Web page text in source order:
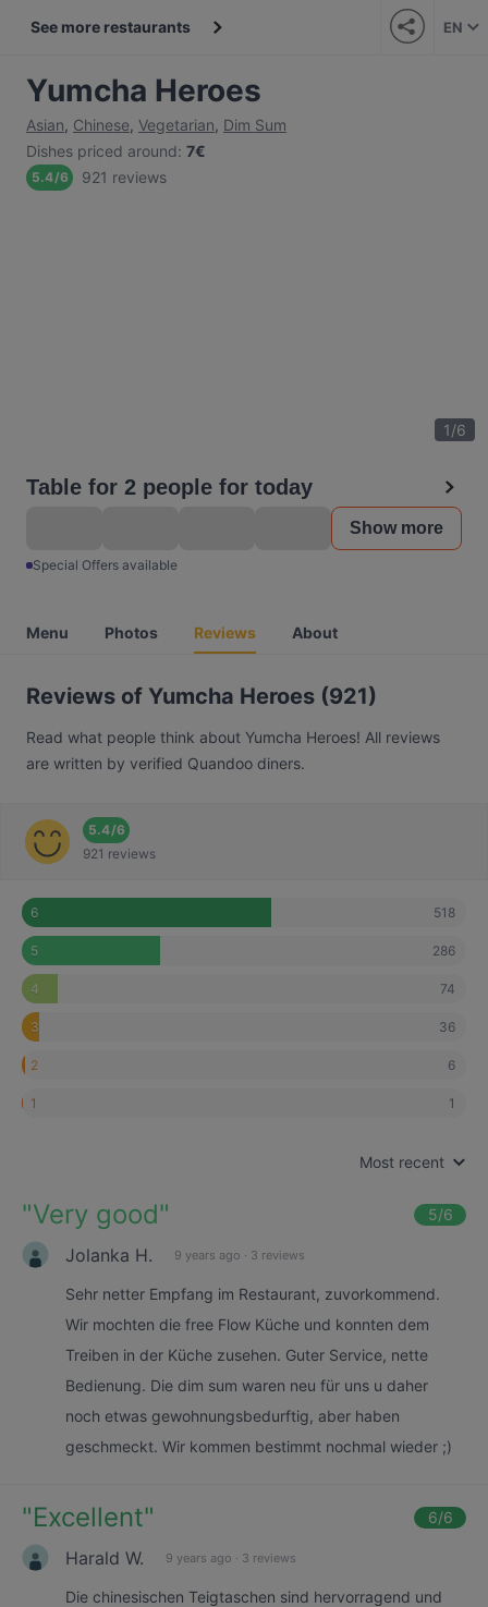
See more restaurants EN
Yumcha Heroes
Asian, Chinese, Vegetarian, Dim Sum
Dishes priced around: 7€
5.4/6 921 reviews
1/6
Table for 2 people for today
Show more
Special Offers available
Menu Photos Reviews About
Reviews of Yumcha Heroes (921)
Read what people think about Yumcha Heroes! All reviews
are written by verified Quandoo diners.
5.4/6
921 reviews
6 518
5 286
4 74
3 36
2 6
1 1
Most recent
"Very good" 5/6
Jolanka H. 9 years ago · 3 reviews
Sehr netter Empfang im Restaurant, zuvorkommend.
Wir mochten die free Flow Küche und konnten dem
Treiben in der Küche zusehen. Guter Service, nette
Bedienung. Die dim sum waren neu für uns u daher
noch etwas gewohnungsbedurftig, aber haben
geschmeckt. Wir kommen bestimmt nochmal wieder ;)
"Excellent" 6/6
Harald W. 9 years ago · 3 reviews
Die chinesischen Teigtaschen sind hervorragend und